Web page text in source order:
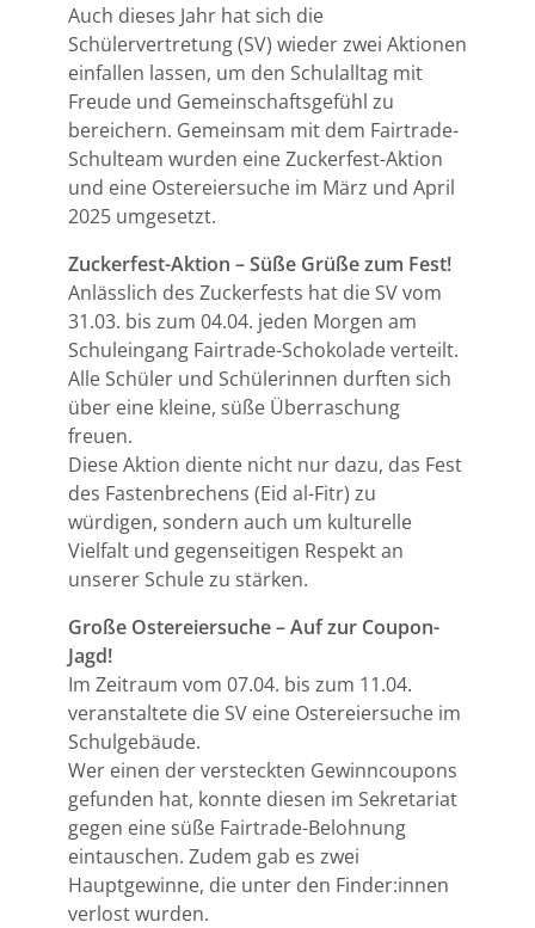
Auch dieses Jahr hat sich die
Schülervertretung (SV) wieder zwei Aktionen
einfallen lassen, um den Schulalltag mit
Freude und Gemeinschaftsgefühl zu
bereichern. Gemeinsam mit dem Fairtrade-
Schulteam wurden eine Zuckerfest-Aktion
und eine Ostereiersuche im März und April
2025 umgesetzt.
Zuckerfest-Aktion – Süße Grüße zum Fest!
Anlässlich des Zuckerfests hat die SV vom
31.03. bis zum 04.04. jeden Morgen am
Schuleingang Fairtrade-Schokolade verteilt.
Alle Schüler und Schülerinnen durften sich
über eine kleine, süße Überraschung
freuen.
Diese Aktion diente nicht nur dazu, das Fest
des Fastenbrechens (Eid al-Fitr) zu
würdigen, sondern auch um kulturelle
Vielfalt und gegenseitigen Respekt an
unserer Schule zu stärken.
Große Ostereiersuche – Auf zur Coupon-
Jagd!
Im Zeitraum vom 07.04. bis zum 11.04.
veranstaltete die SV eine Ostereiersuche im
Schulgebäude.
Wer einen der versteckten Gewinncoupons
gefunden hat, konnte diesen im Sekretariat
gegen eine süße Fairtrade-Belohnung
eintauschen. Zudem gab es zwei
Hauptgewinne, die unter den Finder:innen
verlost wurden.